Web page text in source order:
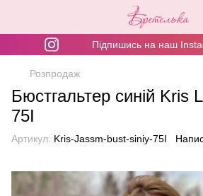
Підпишись на наш
Розпродаж
Бюстгальтер синій Kris
75I
Артикул: Kris-Jassm-bust-siniy-75I